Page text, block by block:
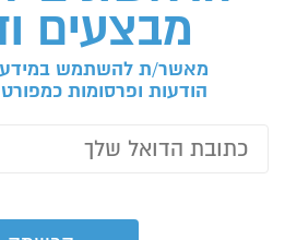
מבצעים
מאשר/ת להשתמש במידע
הודעות ופרסומות